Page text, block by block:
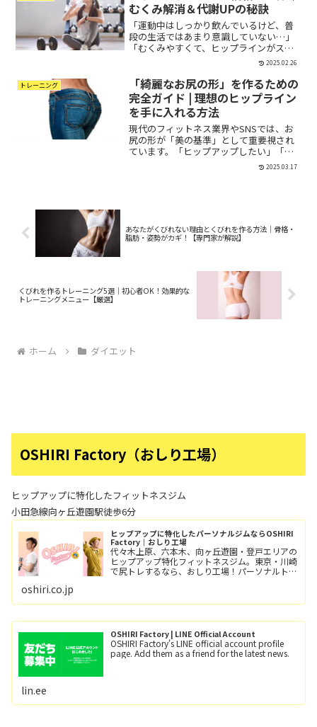
なりかねません。しかし、...
むくみ解消＆代謝UPの秘訣
「運動中はしっかり飲んでいるけど、普
段の生活ではあまり意識していない…」
「むくみやすくて、ヒップラインがスッ
キリしない…」こんなお悩みを持つ方も
プアップを目指す女性に「水分補給の習
慣」は欠かせません！水...
2025.02.26
トレーニング
「綺麗なお尻の形」を作るための
完全ガイド | 理想のヒップライン
を手に入れる方法
現代のフィットネス業界やSNSでは、お
尻の形が「美の基準」として重要視され
ています。「ヒップアップしたい」「綺
麗なお尻を作りたい」と考える女性が増
える中で、理想のヒップラインの定義
2025.03.17
あなたがくびれない理由とくびれを作る方法｜骨格・
脂肪・姿勢がカギ！【専門家が解説】
くびれを作るトレーニング5選｜初心者OK！効果的な
トレーニングメニュー【厳選】
ホーム ダイエット
OSHIRI Factory（おしり工場）
ヒップアップに特化したフィットネスジム
小田急線向ヶ丘遊園駅徒歩6分
ヒップアップに特化したパーソナルジムならOSHIRI
Factory｜おしり工場
代々木上原、六本木、向ヶ丘遊園・登戸エリアの
ヒップアップ特化フィットネスジム。東京・川崎
で尻トレするなら、おしり工場！パーソナルトレ
oshiri.co.jp
OSHIRI Factory | LINE Official Account
OSHIRI Factory's LINE official account profile
page. Add them as a friend for the latest news.
lin.ee